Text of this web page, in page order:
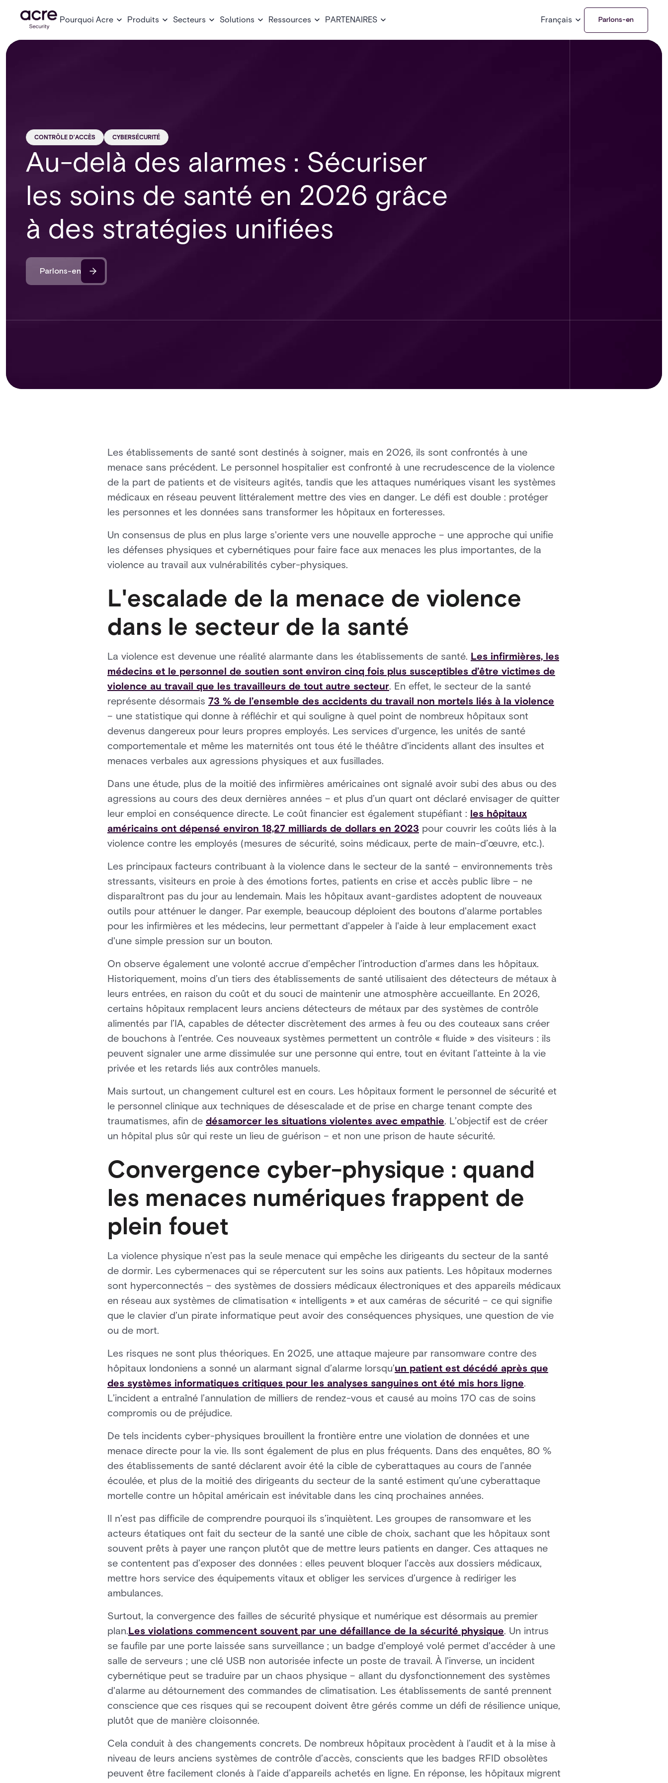
Pourquoi Acre Produits Secteurs Solutions Ressources PARTENAIRES Français Parlons-en
CONTRÔLE D'ACCÈS CYBERSÉCURITÉ
Au-delà des alarmes : Sécuriser
les soins de santé en 2026 grâce
à des stratégies unifiées
Parlons-en
Les établissements de santé sont destinés à soigner, mais en 2026, ils sont confrontés à une
menace sans précédent. Le personnel hospitalier est confronté à une recrudescence de la violence
de la part de patients et de visiteurs agités, tandis que les attaques numériques visant les systèmes
médicaux en réseau peuvent littéralement mettre des vies en danger. Le défi est double : protéger
les personnes et les données sans transformer les hôpitaux en forteresses.
Un consensus de plus en plus large s'oriente vers une nouvelle approche – une approche qui unifie
les défenses physiques et cybernétiques pour faire face aux menaces les plus importantes, de la
violence au travail aux vulnérabilités cyber-physiques.
L'escalade de la menace de violence
dans le secteur de la santé
La violence est devenue une réalité alarmante dans les établissements de santé. Les infirmières, les
médecins et le personnel de soutien sont environ cinq fois plus susceptibles d’être victimes de
violence au travail que les travailleurs de tout autre secteur. En effet, le secteur de la santé
représente désormais 73 % de l’ensemble des accidents du travail non mortels liés à la violence
– une statistique qui donne à réfléchir et qui souligne à quel point de nombreux hôpitaux sont
devenus dangereux pour leurs propres employés. Les services d'urgence, les unités de santé
comportementale et même les maternités ont tous été le théâtre d'incidents allant des insultes et
menaces verbales aux agressions physiques et aux fusillades.
Dans une étude, plus de la moitié des infirmières américaines ont signalé avoir subi des abus ou des
agressions au cours des deux dernières années – et plus d’un quart ont déclaré envisager de quitter
leur emploi en conséquence directe. Le coût financier est également stupéfiant : les hôpitaux
américains ont dépensé environ 18,27 milliards de dollars en 2023 pour couvrir les coûts liés à la
violence contre les employés (mesures de sécurité, soins médicaux, perte de main-d’œuvre, etc.).
Les principaux facteurs contribuant à la violence dans le secteur de la santé – environnements très
stressants, visiteurs en proie à des émotions fortes, patients en crise et accès public libre – ne
disparaîtront pas du jour au lendemain. Mais les hôpitaux avant-gardistes adoptent de nouveaux
outils pour atténuer le danger. Par exemple, beaucoup déploient des boutons d'alarme portables
pour les infirmières et les médecins, leur permettant d'appeler à l'aide à leur emplacement exact
d'une simple pression sur un bouton.
On observe également une volonté accrue d’empêcher l’introduction d’armes dans les hôpitaux.
Historiquement, moins d’un tiers des établissements de santé utilisaient des détecteurs de métaux à
leurs entrées, en raison du coût et du souci de maintenir une atmosphère accueillante. En 2026,
certains hôpitaux remplacent leurs anciens détecteurs de métaux par des systèmes de contrôle
alimentés par l’IA, capables de détecter discrètement des armes à feu ou des couteaux sans créer
de bouchons à l’entrée. Ces nouveaux systèmes permettent un contrôle « fluide » des visiteurs : ils
peuvent signaler une arme dissimulée sur une personne qui entre, tout en évitant l’atteinte à la vie
privée et les retards liés aux contrôles manuels.
Mais surtout, un changement culturel est en cours. Les hôpitaux forment le personnel de sécurité et
le personnel clinique aux techniques de désescalade et de prise en charge tenant compte des
traumatismes, afin de désamorcer les situations violentes avec empathie. L’objectif est de créer
un hôpital plus sûr qui reste un lieu de guérison – et non une prison de haute sécurité.
Convergence cyber-physique : quand
les menaces numériques frappent de
plein fouet
La violence physique n’est pas la seule menace qui empêche les dirigeants du secteur de la santé
de dormir. Les cybermenaces qui se répercutent sur les soins aux patients. Les hôpitaux modernes
sont hyperconnectés – des systèmes de dossiers médicaux électroniques et des appareils médicaux
en réseau aux systèmes de climatisation « intelligents » et aux caméras de sécurité – ce qui signifie
que le clavier d’un pirate informatique peut avoir des conséquences physiques, une question de vie
ou de mort.
Les risques ne sont plus théoriques. En 2025, une attaque majeure par ransomware contre des
hôpitaux londoniens a sonné un alarmant signal d’alarme lorsqu’un patient est décédé après que
des systèmes informatiques critiques pour les analyses sanguines ont été mis hors ligne.
L’incident a entraîné l’annulation de milliers de rendez-vous et causé au moins 170 cas de soins
compromis ou de préjudice.
De tels incidents cyber-physiques brouillent la frontière entre une violation de données et une
menace directe pour la vie. Ils sont également de plus en plus fréquents. Dans des enquêtes, 80 %
des établissements de santé déclarent avoir été la cible de cyberattaques au cours de l’année
écoulée, et plus de la moitié des dirigeants du secteur de la santé estiment qu’une cyberattaque
mortelle contre un hôpital américain est inévitable dans les cinq prochaines années.
Il n’est pas difficile de comprendre pourquoi ils s’inquiètent. Les groupes de ransomware et les
acteurs étatiques ont fait du secteur de la santé une cible de choix, sachant que les hôpitaux sont
souvent prêts à payer une rançon plutôt que de mettre leurs patients en danger. Ces attaques ne
se contentent pas d’exposer des données : elles peuvent bloquer l’accès aux dossiers médicaux,
mettre hors service des équipements vitaux et obliger les services d’urgence à rediriger les
ambulances.
Surtout, la convergence des failles de sécurité physique et numérique est désormais au premier
plan.Les violations commencent souvent par une défaillance de la sécurité physique. Un intrus
se faufile par une porte laissée sans surveillance ; un badge d'employé volé permet d'accéder à une
salle de serveurs ; une clé USB non autorisée infecte un poste de travail. À l'inverse, un incident
cybernétique peut se traduire par un chaos physique – allant du dysfonctionnement des systèmes
d'alarme au détournement des commandes de climatisation. Les établissements de santé prennent
conscience que ces risques qui se recoupent doivent être gérés comme un défi de résilience unique,
plutôt que de manière cloisonnée.
Cela conduit à des changements concrets. De nombreux hôpitaux procèdent à l’audit et à la mise à
niveau de leurs anciens systèmes de contrôle d’accès, conscients que les badges RFID obsolètes
peuvent être facilement clonés à l’aide d’appareils achetés en ligne. En réponse, les hôpitaux migrent